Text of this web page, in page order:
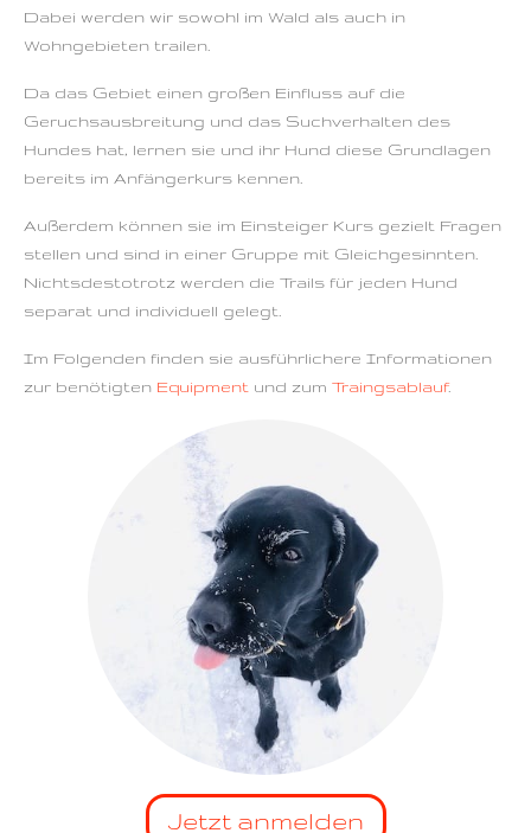
Dabei werden wir sowohl im Wald als auch in
Wohngebieten trailen.
Da das Gebiet einen großen Einfluss auf die
Geruchsausbreitung und das Suchverhalten des
Hundes hat, lernen sie und ihr Hund diese Grundlagen
bereits im Anfängerkurs kennen.
Außerdem können sie im Einsteiger Kurs gezielt Fragen
stellen und sind in einer Gruppe mit Gleichgesinnten.
Nichtsdestotrotz werden die Trails für jeden Hund
separat und individuell gelegt.
Im Folgenden finden sie ausführlichere Informationen
zur benötigten Equipment und zum Traingsablauf.
Jetzt anmelden